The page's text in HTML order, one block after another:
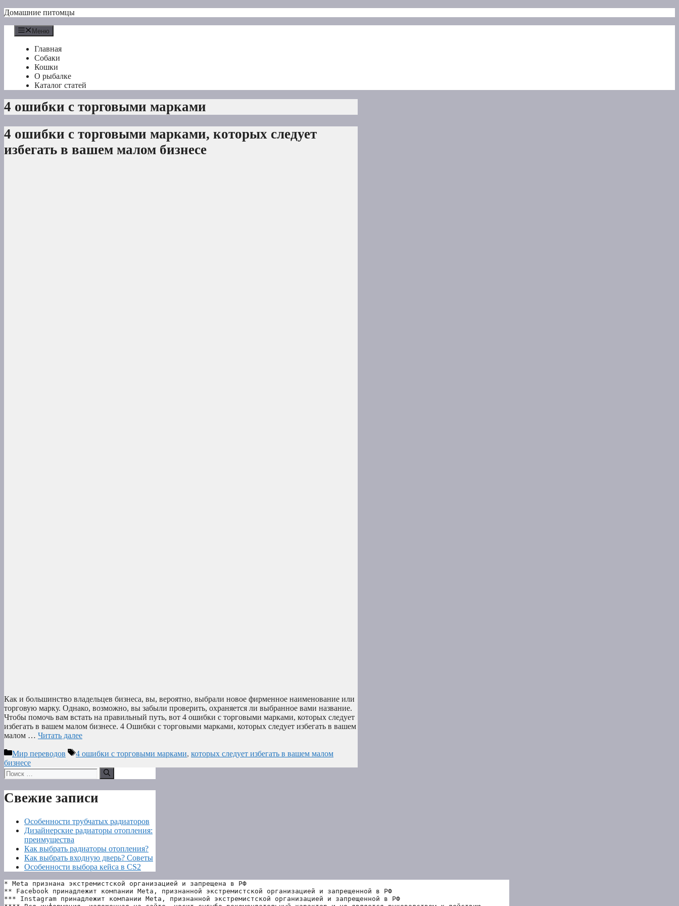
Перейти
содержимому
Домашние питомцы
Меню
Главная
Собаки
Кошки
О рыбалке
Каталог статей
4 ошибки с торговыми марками
4 ошибки с торговыми марками, которых следует
избегать в вашем малом бизнесе
Как и большинство владельцев бизнеса, вы, вероятно, выбрали новое фирменное наименование или
торговую марку. Однако, возможно, вы забыли проверить, охраняется ли выбранное вами название.
Чтобы помочь вам встать на правильный путь, вот 4 ошибки с торговыми марками, которых следует
избегать в вашем малом бизнесе. 4 Ошибки с торговыми марками, которых следует избегать в вашем
малом … Читать далее
Рубрики
Мир переводов Метки
4 ошибки с торговыми марками, которых следует избегать в вашем малом
бизнесе
Поиск:
Свежие записи
Особенности трубчатых радиаторов
Дизайнерские радиаторы отопления:
преимущества
Как выбрать радиаторы отопления?
Как выбрать входную дверь? Советы
Особенности выбора кейса в CS2
* Meta признана экстремистской организацией и запрещена в РФ
** Facebook принадлежит компании Meta, признанной экстремистской организацией и запрещенной в РФ
*** Instagram принадлежит компании Meta, признанной экстремистской организацией и запрещенной в РФ